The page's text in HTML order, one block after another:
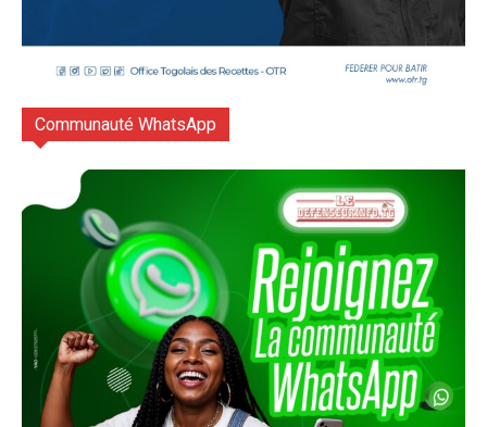
Communauté WhatsApp